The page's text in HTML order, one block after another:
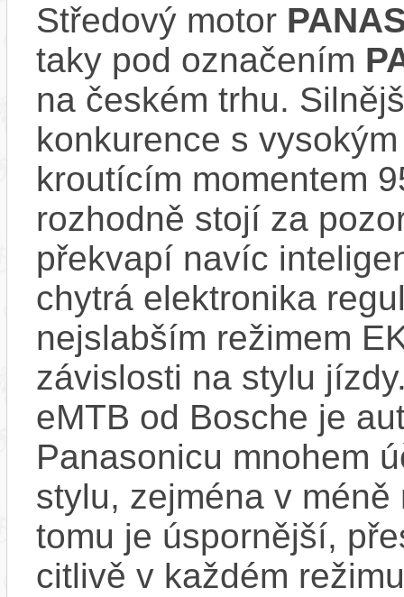
Středový motor
taky pod označením
na českém trhu.
konkurence s
kroutícím momentem
rozhodně stojí za
překvapí navíc
chytrá elektronika
nejslabším režimem
závislosti na stylu
eMTB od Bosche je
Panasonicu mnohem
stylu, zejména v
tomu je úspornější,
citlivě v každém